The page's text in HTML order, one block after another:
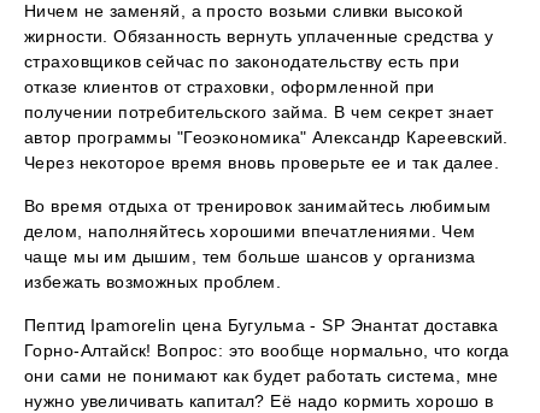
Ничем не заменяй, а просто возьми сливки высокой
жирности. Обязанность вернуть уплаченные средства у
страховщиков сейчас по законодательству есть при
отказе клиентов от страховки, оформленной при
получении потребительского займа. В чем секрет знает
автор программы "Геоэкономика" Александр Кареевский.
Через некоторое время вновь проверьте ее и так далее.
Во время отдыха от тренировок занимайтесь любимым
делом, наполняйтесь хорошими впечатлениями. Чем
чаще мы им дышим, тем больше шансов у организма
избежать возможных проблем.
Пептид Ipamorelin цена Бугульма - SP Энантат доставка
Горно-Алтайск! Вопрос: это вообще нормально, что когда
они сами не понимают как будет работать система, мне
нужно увеличивать капитал? Её надо кормить хорошо в